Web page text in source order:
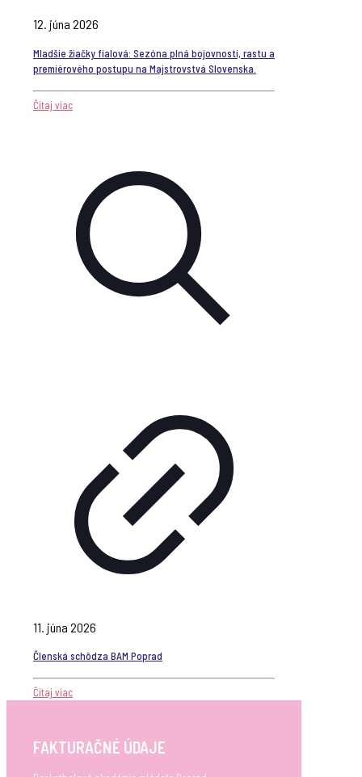
12. júna 2026
Mladšie žiačky fialová: Sezóna plná bojovnosti, rastu a
premiérového postupu na Majstrovstvá Slovenska.
Čítaj viac
11. júna 2026
Členská schôdza BAM Poprad
Čítaj viac
FAKTURAČNÉ ÚDAJE